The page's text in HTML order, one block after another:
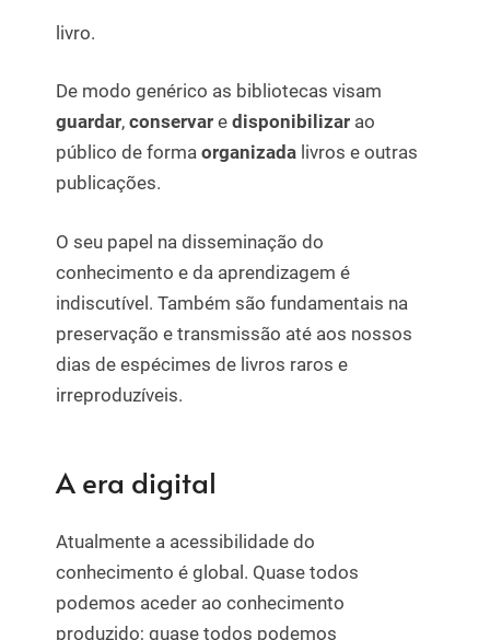
livro.
De modo genérico as bibliotecas visam
guardar, conservar e disponibilizar ao
público de forma organizada livros e outras
publicações.
O seu papel na disseminação do
conhecimento e da aprendizagem é
indiscutível. Também são fundamentais na
preservação e transmissão até aos nossos
dias de espécimes de livros raros e
irreproduzíveis.
A era digital
Atualmente a acessibilidade do
conhecimento é global. Quase todos
podemos aceder ao conhecimento
produzido; quase todos podemos